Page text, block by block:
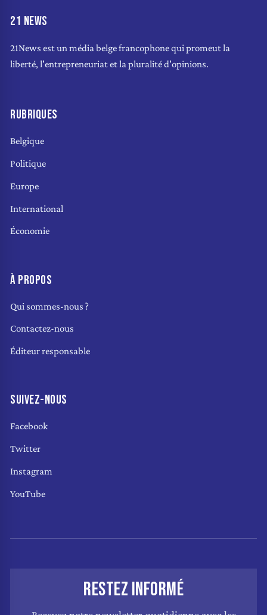
21 NEWS
21News est un média belge francophone qui promeut la
liberté, l'entrepreneuriat et la pluralité d'opinions.
RUBRIQUES
Belgique
Politique
Europe
International
Économie
À PROPOS
Qui sommes-nous ?
Contactez-nous
Éditeur responsable
SUIVEZ-NOUS
Facebook
Twitter
Instagram
YouTube
RESTEZ INFORMÉ